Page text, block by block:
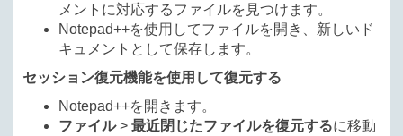
メントに対応するファイルを見つけます。
Notepad++を使用してファイルを開き、新しいド
キュメントとして保存します。
セッション復元機能を使用して復元する
Notepad++を開きます。
ファイル> 最近閉じたファイルを復元するに移動